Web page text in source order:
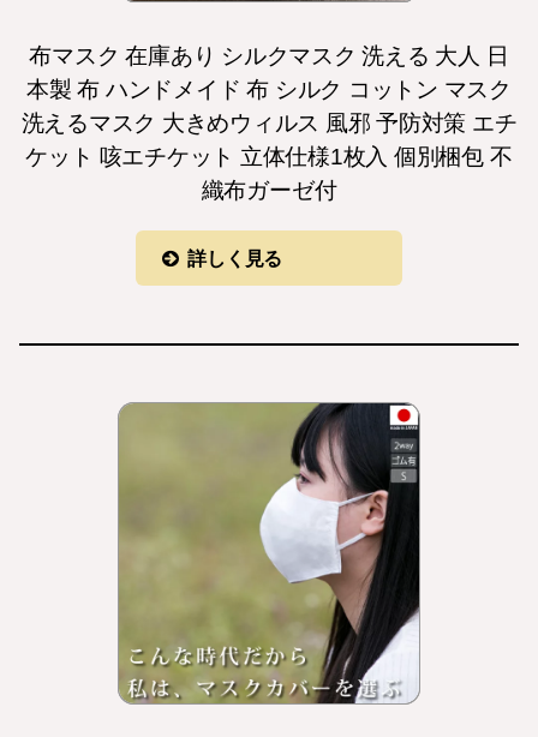
布マスク 在庫あり シルクマスク 洗える 大人 日
本製 布 ハンドメイド 布 シルク コットン マスク
洗えるマスク 大きめウィルス 風邪 予防対策 エチ
ケット 咳エチケット 立体仕様1枚入 個別梱包 不
織布ガーゼ付
詳しく見る